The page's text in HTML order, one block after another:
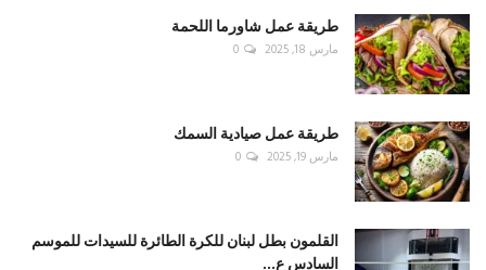
طريقة عمل شاورما اللحمة
مارس 18, 2025 0
طريقة عمل صيادية السمك
مارس 19, 2025 0
القلمون بطل لبنان للكرة الطائرة للسيدات للموسم
السادس ع...